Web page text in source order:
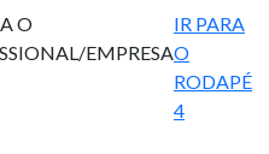
O
EMPRESA
IR PARA
O
RODAPÉ
4